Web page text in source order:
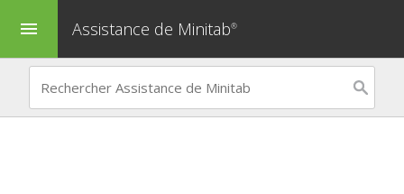
menu Assistance de Minitab®